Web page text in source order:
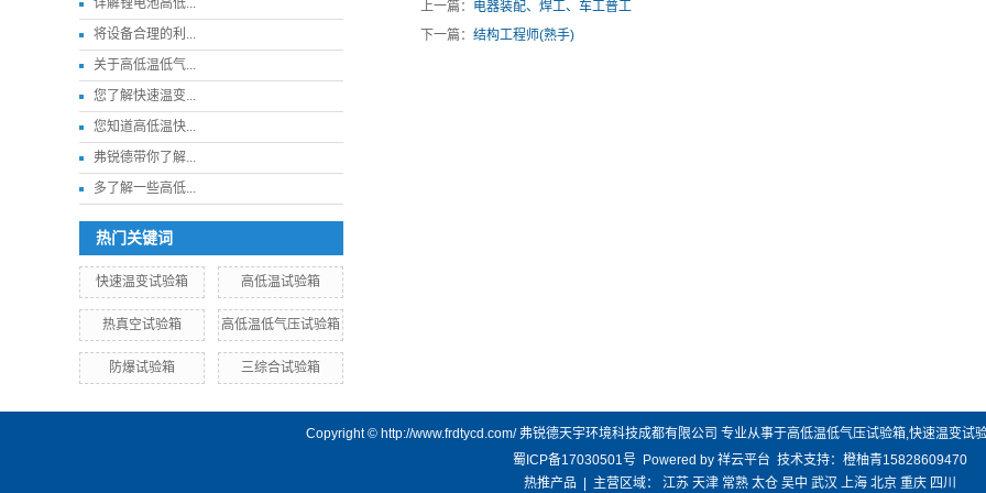
详解锂电池高低...
将设备合理的利...
关于高低温低气...
您了解快速温变...
您知道高低温快...
弗锐德带你了解...
多了解一些高低...
热门关键词
快速温变试验箱 高低温试验箱
热真空试验箱 高低温低气压试验箱
防爆试验箱 三综合试验箱
上一篇： 电器装配、焊工、车工普工
下一篇： 结构工程师(熟手)
Copyright © http://www.frdtycd.com/ 弗锐德天宇环境科技成都有限公司 专业从事于高低温低气压试验箱,快速温变试
蜀ICP备17030501号Powered by 祥云平台 技术支持： 橙柚青15828609470
热推产品 | 主营区域： 江苏 天津 常熟 太仓 吴中 武汉 上海 北京 重庆 四川